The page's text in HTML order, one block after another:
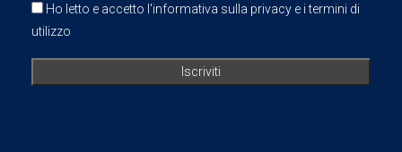
Ho letto e accetto l'informativa sulla privacy e i termini di
utilizzo